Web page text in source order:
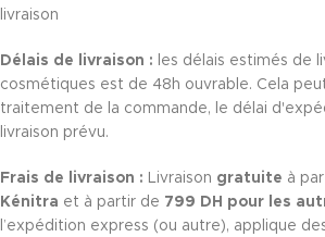
livraison
Délais de livraison : les délais estimés de
cosmétiques est de 48h ouvrable. Cela
traitement de la commande, le délai
livraison prévu.
Frais de livraison : Livraison gratuite à
Kénitra et à partir de 799 DH pour les
l’expédition express (ou autre), applique